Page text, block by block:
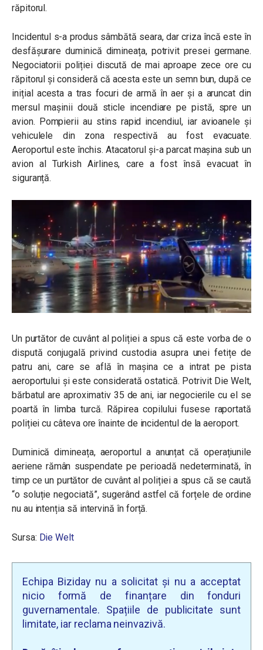
răpitorul.
Incidentul s-a produs sâmbătă seara, dar criza încă este în
desfășurare duminică dimineața, potrivit presei germane.
Negociatorii poliției discută de mai aproape zece ore cu
răpitorul și consideră că acesta este un semn bun, după ce
inițial acesta a tras focuri de armă în aer și a aruncat din
mersul mașinii două sticle incendiare pe pistă, spre un
avion. Pompierii au stins rapid incendiul, iar avioanele și
vehiculele din zona respectivă au fost evacuate.
Aeroportul este închis. Atacatorul și-a parcat mașina sub un
avion al Turkish Airlines, care a fost însă evacuat în
siguranță.
Un purtător de cuvânt al poliției a spus că este vorba de o
dispută conjugală privind custodia asupra unei fetițe de
patru ani, care se află în mașina ce a intrat pe pista
aeroportului și este considerată ostatică. Potrivit Die Welt,
bărbatul are aproximativ 35 de ani, iar negocierile cu el se
poartă în limba turcă. Răpirea copilului fusese raportată
poliției cu câteva ore înainte de incidentul de la aeroport.
Duminică dimineața, aeroportul a anunțat că operațiunile
aeriene rămân suspendate pe perioadă nedeterminată, în
timp ce un purtător de cuvânt al poliției a spus că se caută
“o soluție negociată”, sugerând astfel că forțele de ordine
nu au intenția să intervină în forță.
Sursa: Die Welt
Echipa Biziday nu a solicitat și nu a acceptat
nicio formă de finanțare din fonduri
guvernamentale. Spațiile de publicitate sunt
limitate, iar reclama neinvazivă.